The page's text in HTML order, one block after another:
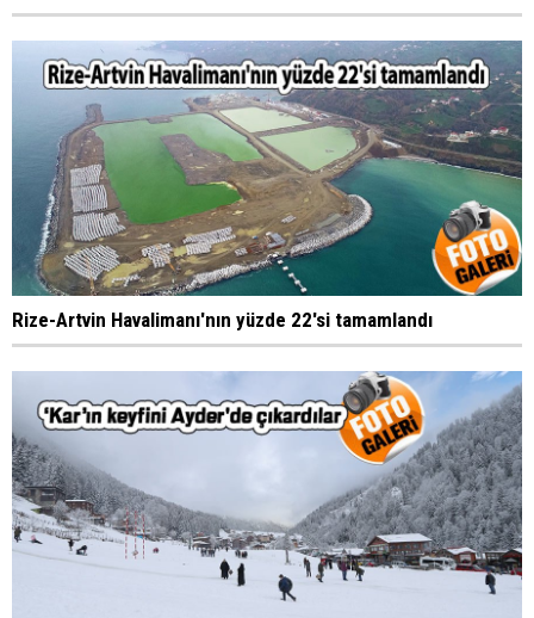
Rize-Artvin Havalimanı'nın yüzde 22'si tamamlandı